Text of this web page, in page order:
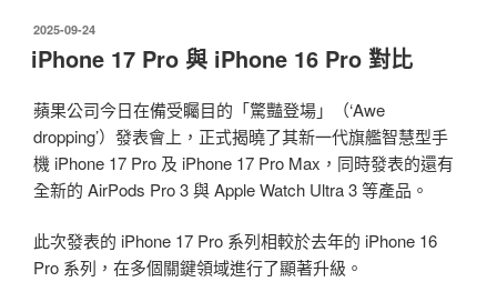
發
佈
於
2025-09-24
iPhone 17 Pro 與 iPhone 16 Pro 對比
蘋果公司今日在備受矚目的「驚豔登場」（‘Awe
dropping’）發表會上，正式揭曉了其新一代旗艦智慧型手
機 iPhone 17 Pro 及 iPhone 17 Pro Max，同時發表的還有
全新的 AirPods Pro 3 與 Apple Watch Ultra 3 等產品。
此次發表的 iPhone 17 Pro 系列相較於去年的 iPhone 16
Pro 系列，在多個關鍵領域進行了顯著升級。